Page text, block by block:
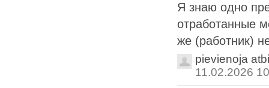
Я знаю одно
отработанные
же (работник)
pievienoja
11.02.2026